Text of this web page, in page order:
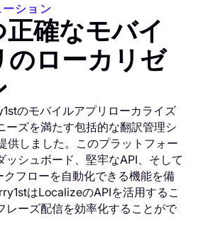
ション
確なモバイ
のローカリゼ
のモバイルアプリローカライズ
ーズを満たす包括的な翻訳管理シ
供しました。このプラットフォー
ッシュボード、堅牢なAPI、そして
フローを自動化できる機能を備
はLocalizeのAPIを活用するこ
レーズ配信を効率化することがで